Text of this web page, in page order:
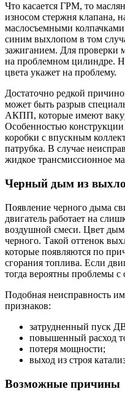
Что касается ГРМ, то
износом стержня клапана,
маслосъемными
синим выхлопом в том
зажиганием. Для проверки
на проблемном цилиндре.
цвета укажет на проблему.
Достаточно редкой
может быть разрыв
АКПП, которые имеют
Особенностью
коробки с впускным
патрубка. В случае
жидкое трансмиссионное
Черный дым из
Появление черного дыма
двигатель работает на
воздушной смеси. Цвет
черного. Такой оттенок
которые появляются по
сгорания топлива. Если
тогда вероятны проблемы с
Подобная неисправность
признаков:
затрудненный пуск
повышенный расход
потеря мощности;
выход из строя
Возможные причины